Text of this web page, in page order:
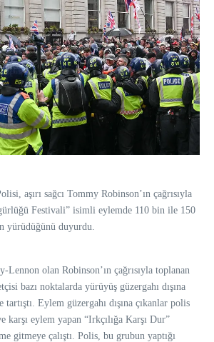
aşırı sağcı Tommy Robinson’ın çağrısıyla
Festivali” isimli eylemde 110 bin ile 150
yürüdüğünü duyurdu.
Lennon olan Robinson’ın çağrısıyla toplanan
bazı noktalarda yürüyüş güzergahı dışına
Eylem güzergahı dışına çıkanlar polis
karşı eylem yapan “Irkçılığa Karşı Dur”
gitmeye çalıştı. Polis, bu grubun yaptığı